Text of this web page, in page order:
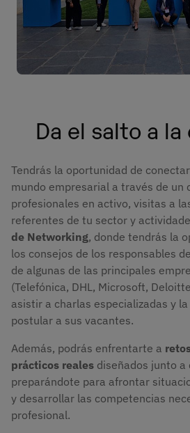
Da el salto a
Tendrás la oportunidad de
mundo empresarial a través de un
profesionales en activo, visitas a
referentes de tu sector y
de Networking, donde tendrás la
los consejos de los responsables
de algunas de las principales
(Telefónica, DHL, Microsoft,
asistir a charlas especializadas y
postular a sus vacantes.
Además, podrás enfrentarte a
prácticos reales diseñados junto a
preparándote para afrontar
y desarrollar las competencias
profesional.